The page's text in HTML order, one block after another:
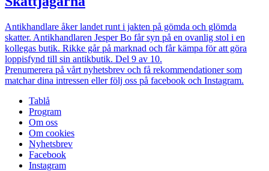
Antikhandlare åker landet runt i jakten på gömda och glömda
skatter. Antikhandlaren Jesper Bo får syn på en ovanlig stol i en
kollegas butik. Rikke går på marknad och får kämpa för att göra
loppisfynd till sin antikbutik. Del 9 av 10.
Prenumerera på vårt nyhetsbrev och få rekommendationer som
matchar dina intressen eller följ oss på facebook och Instagram.
Tablå
Program
Om oss
Om cookies
Nyhetsbrev
Facebook
Instagram